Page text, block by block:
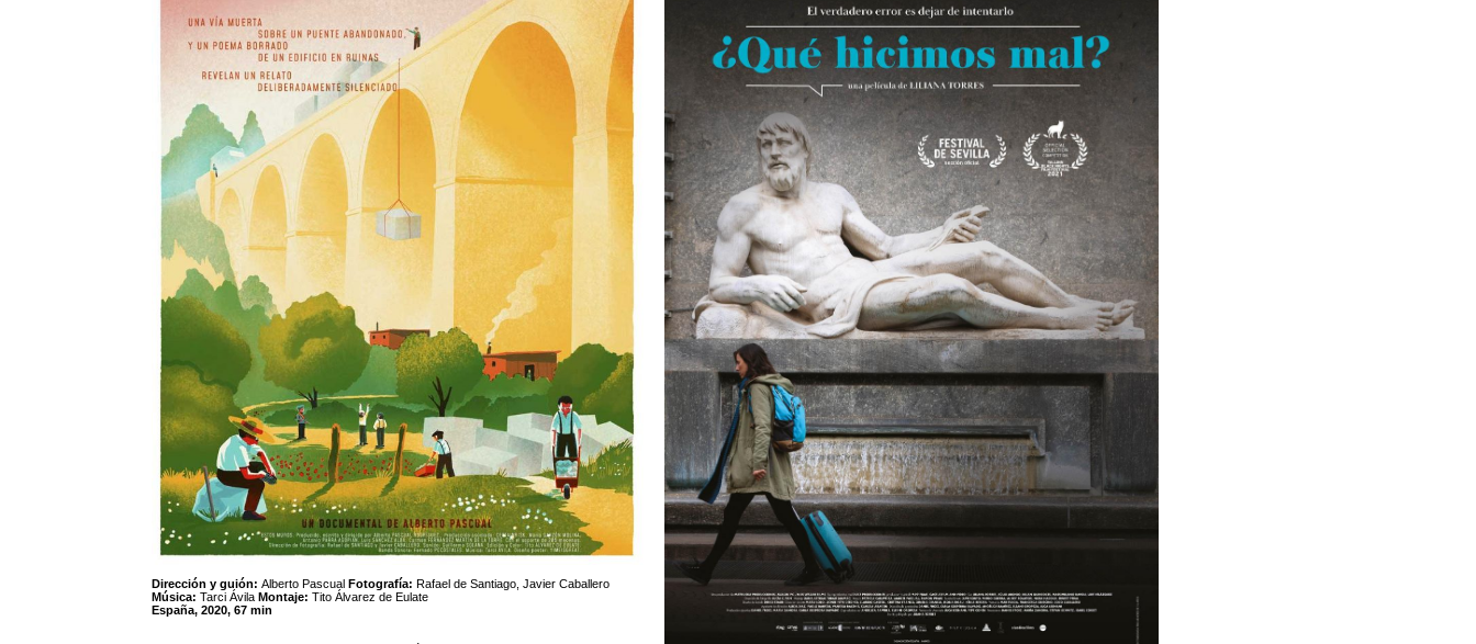
Dirección y guión: Alberto Pascual Fotografía: Rafael de Santiago, Javier Caballero
Música: Tarci Ávila Montaje: Tito Álvarez de Eulate
España, 2020, 67 min